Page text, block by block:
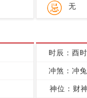
无
时辰：酉
冲煞：冲
神位：财